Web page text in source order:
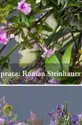
praca: Roman Steinhauer